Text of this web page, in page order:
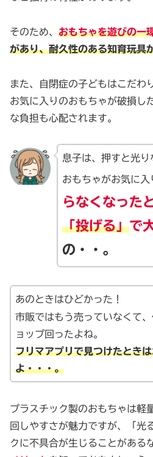
そのため、 おもちゃを遊びの一
があり、耐久性のある知育玩具
また、自閉症の子どもはこだわ
お気に入りのおもちゃが破損し
な負担も心配されます。
息子は、押すと光
おもちゃがお気に入
らなくなった
「投げる」で
の・・。
あのときはひどかった！
市販ではもう売っていなくて
ョップ回ったよね。
フリマアプリで見つけたとき
よ・・・。
プラスチック製のおもちゃは軽
回しやすさが魅力ですが、「光
クに不具合が生じることがある